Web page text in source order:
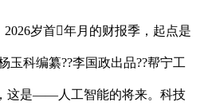
岁首年月的财报季，起点是
玉科编纂??李国政出品??帮宁工
这是——人工智能的将来。科技